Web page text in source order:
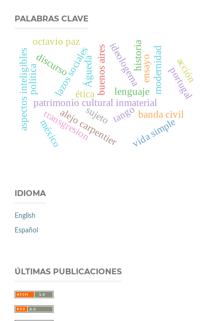
PALABRAS CLAVE
patrimonio cultural inmaterial
tango
aspectos inteligibles buenos aires
lazos sociales modernidad
sujeto
lenguaje
discurso ideologemaensayo
alejo carpentier
octavio paz
banda civil
Águeda portugal
transgresion
méxico
historia
vida simple
acción
ética
política
IDIOMA
English
Español
ÚLTIMAS PUBLICACIONES